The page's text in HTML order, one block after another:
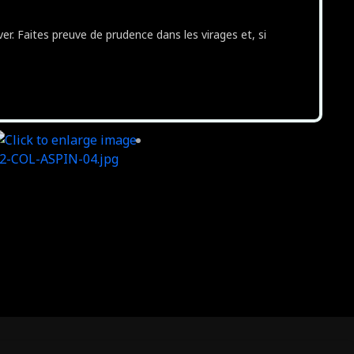
Faites preuve de prudence dans les virages et, si